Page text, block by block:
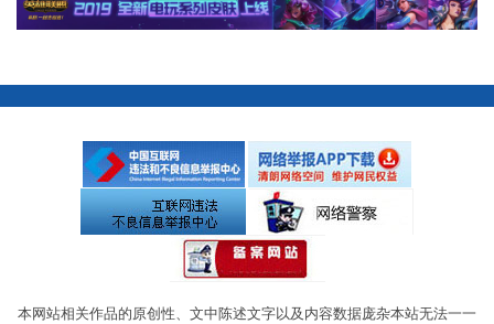
本网站相关作品的原创性、文中陈述文字以及内容数据庞杂本站无法一一